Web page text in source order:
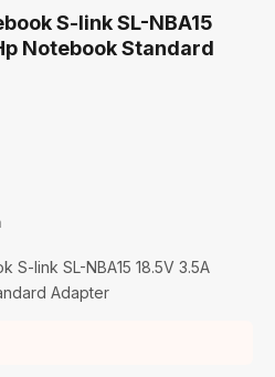
S-link SL-NBA15
Notebook Standard
S-link SL-NBA15 18.5V 3.5A
Adapter